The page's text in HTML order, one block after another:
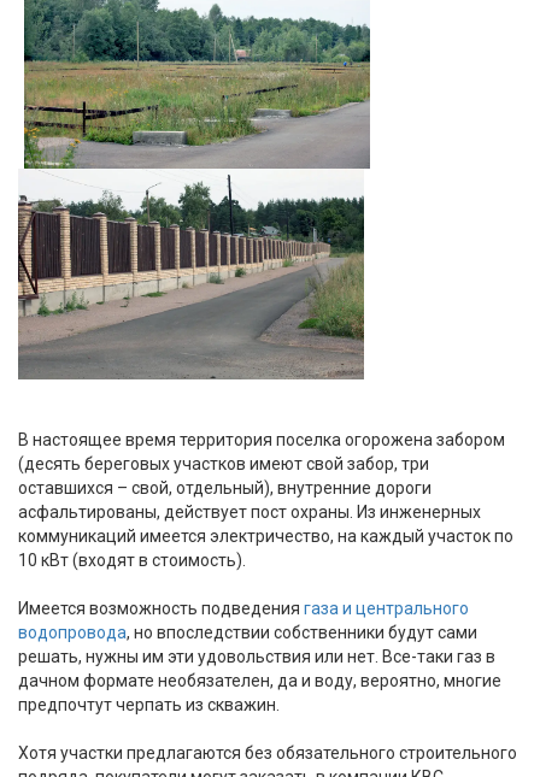
В настоящее время территория поселка огорожена забором
(десять береговых участков имеют свой забор, три
оставшихся – свой, отдельный), внутренние дороги
асфальтированы, действует пост охраны. Из инженерных
коммуникаций имеется электричество, на каждый участок по
10 кВт (входят в стоимость).
Имеется возможность подведения газа и центрального
водопровода, но впоследствии собственники будут сами
решать, нужны им эти удовольствия или нет. Все-таки газ в
дачном формате необязателен, да и воду, вероятно, многие
предпочтут черпать из скважин.
Хотя участки предлагаются без обязательного строительного